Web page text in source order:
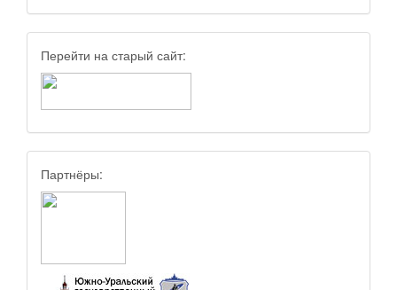
Перейти на старый сайт:
Партнёры: